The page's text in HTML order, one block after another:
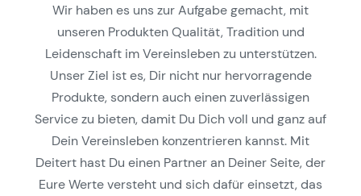
Wir haben es uns zur Aufgabe gemacht, mit
unseren Produkten Qualität, Tradition und
Leidenschaft im Vereinsleben zu unterstützen.
Unser Ziel ist es, Dir nicht nur hervorragende
Produkte, sondern auch einen zuverlässigen
Service zu bieten, damit Du Dich voll und ganz auf
Dein Vereinsleben konzentrieren kannst. Mit
Deitert hast Du einen Partner an Deiner Seite, der
Eure Werte versteht und sich dafür einsetzt, das